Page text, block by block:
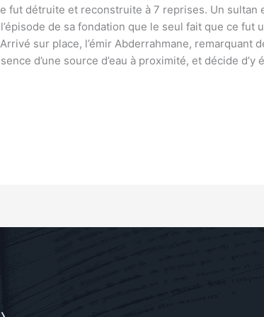
fut détruite et reconstruite à 7 reprises. Un sultan
de sa fondation que le seul fait que ce fut
sur place, l’émir Abderrahmane, remarquant
d’une source d’eau à proximité, et décide d’y